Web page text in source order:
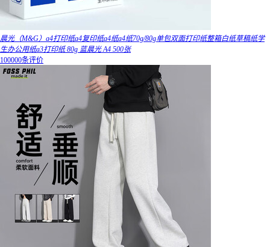
晨光（M&G）a4打印纸a4复印纸a4纸a4纸70g/80g单包双面打印纸整箱白纸草稿纸学
生办公用纸a3打印纸 80g 蓝晨光 A4 500张
100000条评价